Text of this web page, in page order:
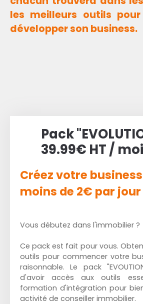
les meilleurs outils
développer son business.
Pack
39.99€ HT /
Créez votre
moins de 2€ par jour
Vous débutez dans l'immobilier ?
Ce pack est fait pour vous.
outils pour commencer votre
raisonnable. Le pack
d'avoir accès aux outils
formation d'intégration pour
activité de conseiller immobilier.